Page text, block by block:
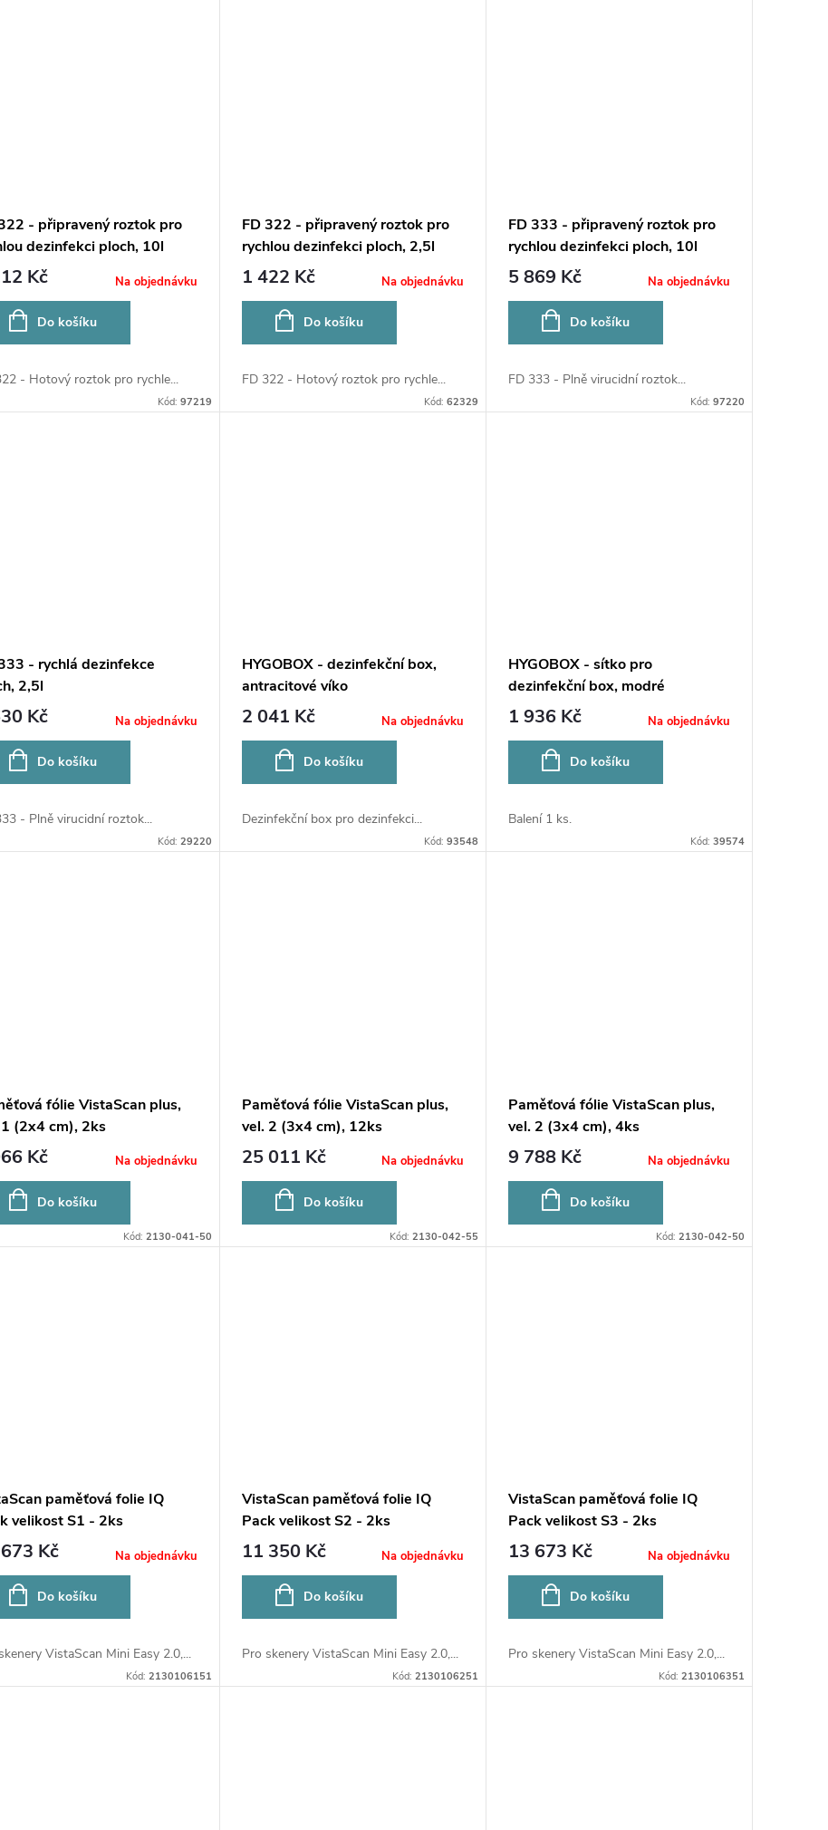
- připravený roztok pro
dezinfekci ploch, 10l
Kč Na objednávku
Do košíku
- Hotový roztok pro rychle...
Kód: 97219
FD 322 - připravený roztok pro
rychlou dezinfekci ploch, 2,5l
1 422 Kč Na objednávku
Do košíku
FD 322 - Hotový roztok pro rychle...
Kód: 62329
FD 333 - připravený roztok pro
rychlou dezinfekci ploch, 10l
5 869 Kč Na objednávku
Do košíku
FD 333 - Plně virucidní roztok...
Kód: 97220
- rychlá dezinfekce
2,5l
Kč Na objednávku
Do košíku
- Plně virucidní roztok...
Kód: 29220
HYGOBOX - dezinfekční box,
antracitové víko
2 041 Kč Na objednávku
Do košíku
Dezinfekční box pro dezinfekci...
Kód: 93548
HYGOBOX - sítko pro
dezinfekční box, modré
1 936 Kč Na objednávku
Do košíku
Balení 1 ks.
Kód: 39574
fólie VistaScan plus,
(2x4 cm), 2ks
Kč Na objednávku
Do košíku
Kód: 2130-041-50
Paměťová fólie VistaScan plus,
vel. 2 (3x4 cm), 12ks
25 011 Kč Na objednávku
Do košíku
Kód: 2130-042-55
Paměťová fólie VistaScan plus,
vel. 2 (3x4 cm), 4ks
9 788 Kč Na objednávku
Do košíku
Kód: 2130-042-50
paměťová folie IQ
velikost S1 - 2ks
Kč Na objednávku
Do košíku
VistaScan Mini Easy 2.0,...
Kód: 2130106151
VistaScan paměťová folie IQ
Pack velikost S2 - 2ks
11 350 Kč Na objednávku
Do košíku
Pro skenery VistaScan Mini Easy 2.0,...
Kód: 2130106251
VistaScan paměťová folie IQ
Pack velikost S3 - 2ks
13 673 Kč Na objednávku
Do košíku
Pro skenery VistaScan Mini Easy 2.0,...
Kód: 2130106351